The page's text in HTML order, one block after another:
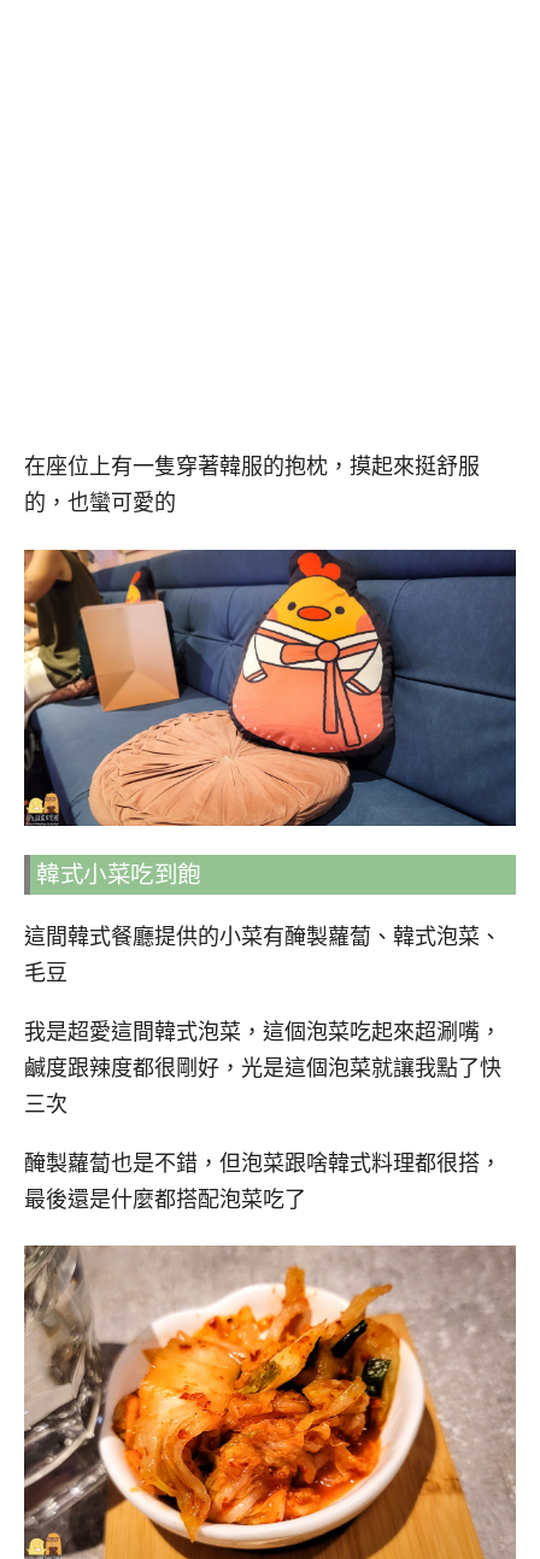
在座位上有一隻穿著韓服的抱枕，摸起來挺舒服
的，也蠻可愛的
韓式小菜吃到飽
這間韓式餐廳提供的小菜有醃製蘿蔔、韓式泡菜、
毛豆
我是超愛這間韓式泡菜，這個泡菜吃起來超涮嘴，
鹹度跟辣度都很剛好，光是這個泡菜就讓我點了快
三次
醃製蘿蔔也是不錯，但泡菜跟啥韓式料理都很搭，
最後還是什麼都搭配泡菜吃了